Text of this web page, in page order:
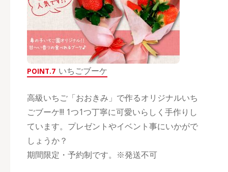
POINT.7 いちごブーケ
高級いちご「おおきみ」で作るオリジナルいち
ごブーケ!!! 1つ1つ丁寧に可愛いらしく手作りし
ています。プレゼントやイベント事にいかがで
しょうか？
期間限定・予約制です。※発送不可